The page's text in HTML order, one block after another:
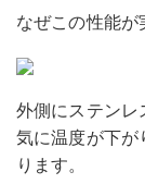
なぜこの性能が
外側にステンレ
気に温度が下が
ります。